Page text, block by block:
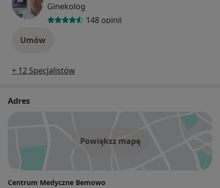
Ginekolog
148 opinii
Umów
+ 12 Specjalistów
Adres
Powiększ mapę
Centrum Medyczne Bemowo